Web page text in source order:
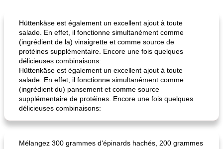
pois chiches rôtis aux épices
Hüttenkäse est également un excellent ajout à toute
salade. En effet, il fonctionne simultanément comme
(ingrédient de la) vinaigrette et comme source de
protéines supplémentaire. Encore une fois quelques
délicieuses combinaisons:
Hüttenkäse est également un excellent ajout à toute
salade. En effet, il fonctionne simultanément comme
(ingrédient du) pansement et comme source
supplémentaire de protéines. Encore une fois quelques
délicieuses combinaisons:
Mélangez 300 grammes d'épinards hachés, 200 grammes